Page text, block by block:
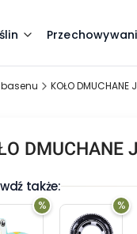
KOŁO DMUCHANE
DMUCHANE
także:
% %